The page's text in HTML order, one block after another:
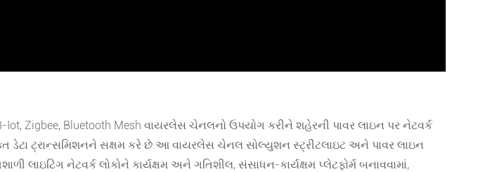
Zigbee, Bluetooth Mesh વાયરલેસ ચેનલનો ઉપયોગ કરીને શહેરની પાવર લાઇન પર નેટવર્ક
ડેટા ટ્રાન્સમિશનને સક્ષમ કરે છે.આ વાયરલેસ ચેનલ સોલ્યુશન સ્ટ્રીટલાઇટ અને પાવર લાઇન
લાઇટિંગ નેટવર્ક લોકોને કાર્યક્ષમ અને ગતિશીલ, સંસાધન-કાર્યક્ષમ પ્લેટફોર્મ બનાવવામાં,